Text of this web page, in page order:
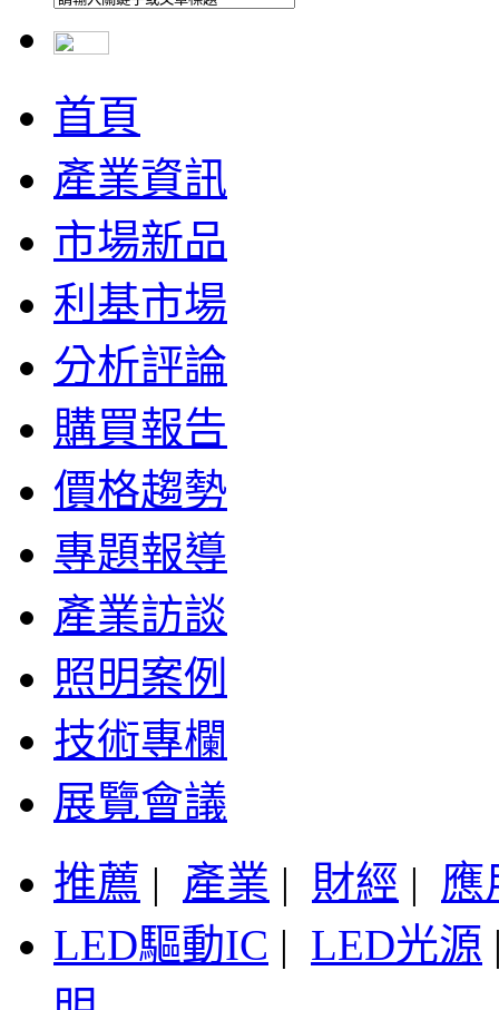
首頁
產業資訊
市場新品
利基市場
分析評論
購買報告
價格趨勢
專題報導
產業訪談
照明案例
技術專欄
展覽會議
推薦 | 產業 | 財經 | 應
LED驅動IC | LED光源